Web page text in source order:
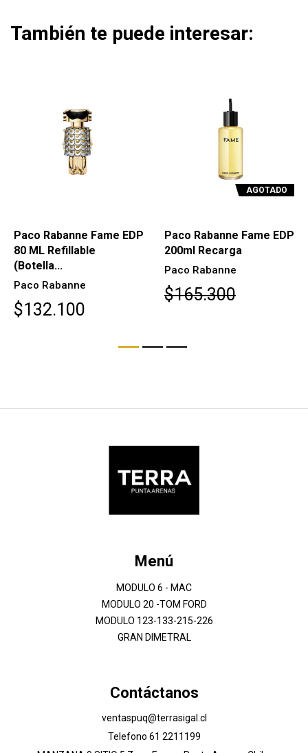
También te puede interesar:
Paco Rabanne Fame EDP
80 ML Refillable
(Botella...
Paco Rabanne
$132.100
AGOTADO
Paco Rabanne Fame EDP
200ml Recarga
Paco Rabanne
$165.300
Menú
MODULO 6 - MAC
MODULO 20 -TOM FORD
MODULO 123-133-215-226
GRAN DIMETRAL
Contáctanos
ventaspuq@terrasigal.cl
Telefono 61 2211199